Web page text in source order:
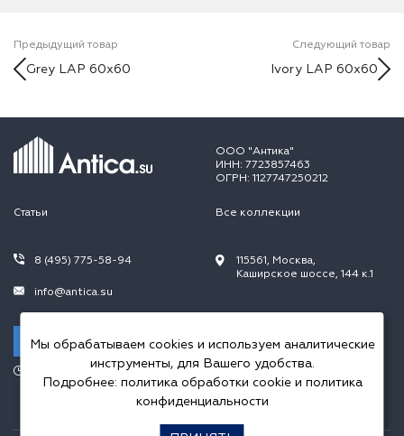
Предыдущий товар
Grey LAP 60x60
Следующий товар
Ivory LAP 60x60
ООО "Антика"
ИНН: 7723857463
ОГРН: 1127747250212
Статьи Все коллекции
8 (495) 775-58-94
info@antica.su
Заказать звонок
115561, Москва,
Каширское шоссе, 144 к.1
Пн.-Пт. 10.00-20.00,
Сб.-Вс. 10.00-18.00
Мы обрабатываем cookies и используем аналитические
инструменты, для Вашего удобства.
Подробнее: политика обработки cookieи политика
конфиденциальности